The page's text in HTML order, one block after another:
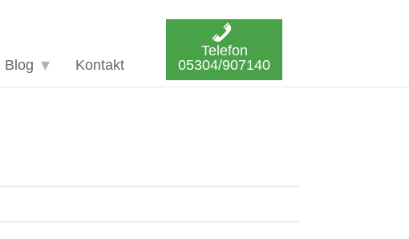
Blog Kontakt
Telefon
05304/907140